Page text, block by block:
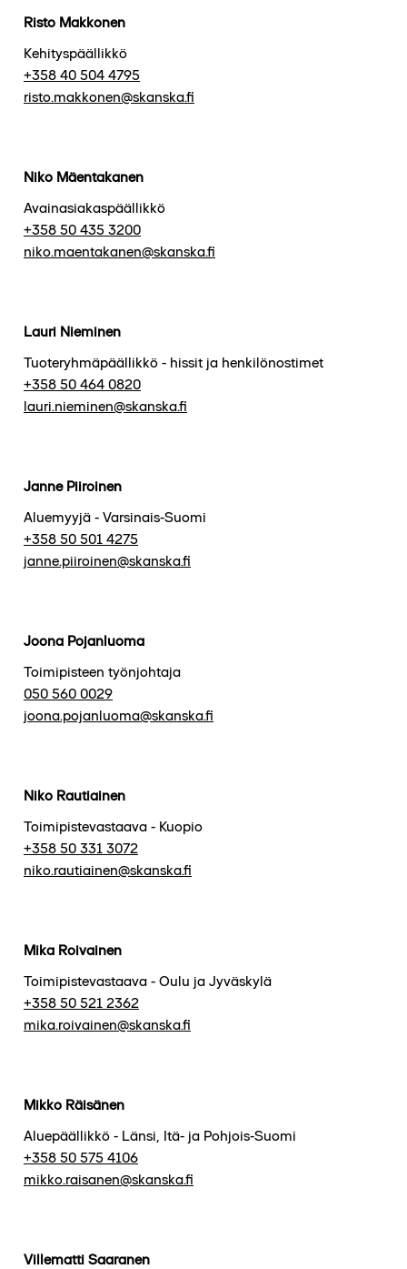
Risto Makkonen
Kehityspäällikkö
+358 40 504 4795
risto.makkonen@skanska.fi
Niko Mäentakanen
Avainasiakaspäällikkö
+358 50 435 3200
niko.maentakanen@skanska.fi
Lauri Nieminen
Tuoteryhmäpäällikkö - hissit ja henkilönostimet
+358 50 464 0820
lauri.nieminen@skanska.fi
Janne Piiroinen
Aluemyyjä - Varsinais-Suomi
+358 50 501 4275
janne.piiroinen@skanska.fi
Joona Pojanluoma
Toimipisteen työnjohtaja
050 560 0029
joona.pojanluoma@skanska.fi
Niko Rautiainen
Toimipistevastaava - Kuopio
+358 50 331 3072
niko.rautiainen@skanska.fi
Mika Roivainen
Toimipistevastaava - Oulu ja Jyväskylä
+358 50 521 2362
mika.roivainen@skanska.fi
Mikko Räisänen
Aluepäällikkö - Länsi, Itä- ja Pohjois-Suomi
+358 50 575 4106
mikko.raisanen@skanska.fi
Villematti Saaranen